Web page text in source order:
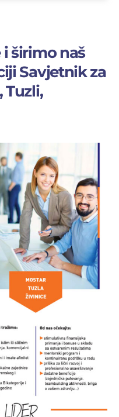
širimo naš
Savjetnik za
Tuzli,